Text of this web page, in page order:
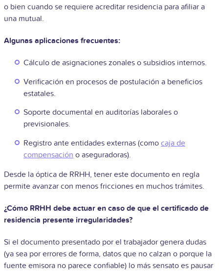
o bien cuando se requiere acreditar residencia para afiliar a
una mutual.
Algunas aplicaciones frecuentes:
Cálculo de asignaciones zonales o subsidios internos.
Verificación en procesos de postulación a beneficios
estatales.
Soporte documental en auditorías laborales o
previsionales.
Registro ante entidades externas (como caja de
compensación o aseguradoras).
Desde la óptica de RRHH, tener este documento en regla
permite avanzar con menos fricciones en muchos trámites.
¿Cómo RRHH debe actuar en caso de que el certificado de
residencia presente irregularidades?
Si el documento presentado por el trabajador genera dudas
(ya sea por errores de forma, datos que no calzan o porque la
fuente emisora no parece confiable) lo más sensato es pausar